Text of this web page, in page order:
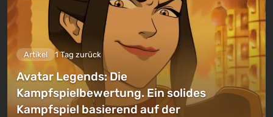
Artikel 1 Tag zurück
Avatar Legends: Die
Kampfspielbewertung. Ein solides
Kampfspiel basierend auf der